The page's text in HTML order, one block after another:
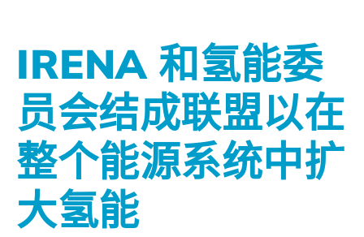
IRENA 和氢能委
员会结成联盟以在
整个能源系统中扩
大氢能